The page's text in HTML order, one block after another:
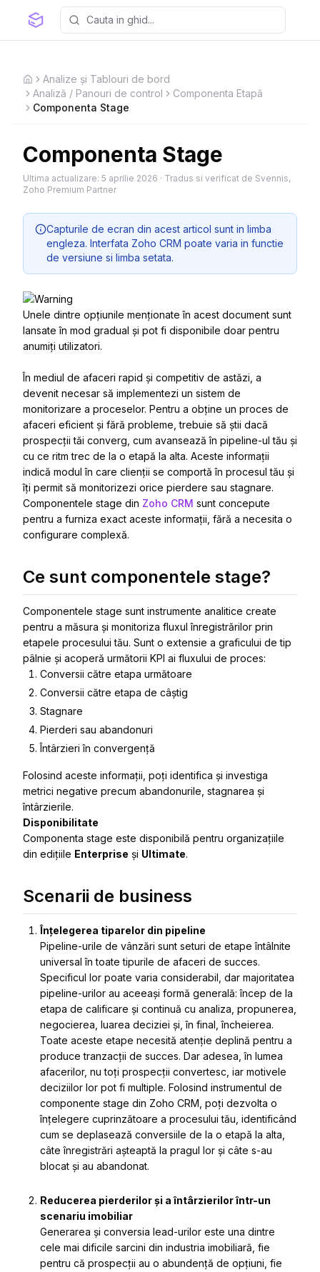
HomeAnalize și Tablouri de bord
Analiză / Panouri de control
Componenta Etapă
Componenta Stage
Componenta Stage
Ultima actualizare: 5 aprilie 2026 · Tradus si verificat de Svennis,
Zoho Premium Partner
Capturile de ecran din acest articol sunt in limba
engleza. Interfata Zoho CRM poate varia in functie
de versiune si limba setata.
Unele dintre opțiunile menționate în acest document sunt
lansate în mod gradual și pot fi disponibile doar pentru
anumiți utilizatori.
În mediul de afaceri rapid și competitiv de astăzi, a
devenit necesar să implementezi un sistem de
monitorizare a proceselor. Pentru a obține un proces de
afaceri eficient și fără probleme, trebuie să știi dacă
prospecții tăi converg, cum avansează în pipeline-ul tău și
cu ce ritm trec de la o etapă la alta. Aceste informații
indică modul în care clienții se comportă în procesul tău și
îți permit să monitorizezi orice pierdere sau stagnare.
Componentele stage din Zoho CRM sunt concepute
pentru a furniza exact aceste informații, fără a necesita o
configurare complexă.
Ce sunt componentele stage?
Componentele stage sunt instrumente analitice create
pentru a măsura și monitoriza fluxul înregistrărilor prin
etapele procesului tău. Sunt o extensie a graficului de tip
pâlnie și acoperă următorii KPI ai fluxului de proces:
Conversii către etapa următoare
Conversii către etapa de câștig
Stagnare
Pierderi sau abandonuri
Întârzieri în convergență
Folosind aceste informații, poți identifica și investiga
metrici negative precum abandonurile, stagnarea și
întârzierile.
Disponibilitate
Componenta stage este disponibilă pentru organizațiile
din edițiile Enterprise și Ultimate.
Scenarii de business
Înțelegerea tiparelor din pipeline
Pipeline-urile de vânzări sunt seturi de etape întâlnite
universal în toate tipurile de afaceri de succes.
Specificul lor poate varia considerabil, dar majoritatea
pipeline-urilor au aceeași formă generală: încep de la
etapa de calificare și continuă cu analiza, propunerea,
negocierea, luarea deciziei și, în final, încheierea.
Toate aceste etape necesită atenție deplină pentru a
produce tranzacții de succes. Dar adesea, în lumea
afacerilor, nu toți prospecții convertesc, iar motivele
deciziilor lor pot fi multiple. Folosind instrumentul de
componente stage din Zoho CRM, poți dezvolta o
înțelegere cuprinzătoare a procesului tău, identificând
cum se deplasează conversiile de la o etapă la alta,
câte înregistrări așteaptă la pragul lor și câte s-au
blocat și au abandonat.
Reducerea pierderilor și a întârzierilor într-un
scenariu imobiliar
Generarea și conversia lead-urilor este una dintre
cele mai dificile sarcini din industria imobiliară, fie
pentru că prospecții au o abundență de opțiuni, fie